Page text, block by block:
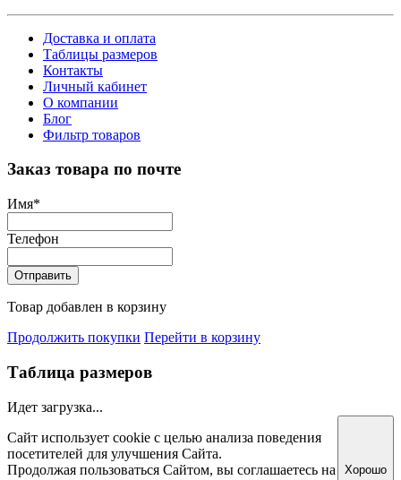
Доставка и оплата
Таблицы размеров
Контакты
Личный кабинет
О компании
Блог
Фильтр товаров
Заказ товара по почте
Имя*
Телефон
Отправить
Товар добавлен в корзину
Продолжить покупки Перейти в корзину
Таблица размеров
Идет загрузка...
Сайт использует cookie с целью анализа поведения
посетителей для улучшения Сайта.
Продолжая пользоваться Сайтом, вы соглашаетесь на
Хорошо